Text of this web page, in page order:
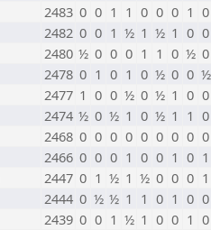
2483 0 0 1 1 0 0 0 1 0
2482 0 0 1 ½ 1 ½ 1 0 0
2480 ½ 0 0 0 1 1 0 ½ 0
2478 0 1 0 1 0 ½ 0 0 ½
2477 1 0 0 ½ 0 ½ 1 0 0
2474 ½ 0 ½ 1 0 ½ 1 1 0
2468 0 0 0 0 0 0 0 0 0
2466 0 0 0 1 0 0 1 0 1
2447 0 1 ½ 1 ½ 0 0 0 1
2444 0 ½ ½ 1 1 0 1 0 0
2439 0 0 1 ½ 1 0 0 1 0